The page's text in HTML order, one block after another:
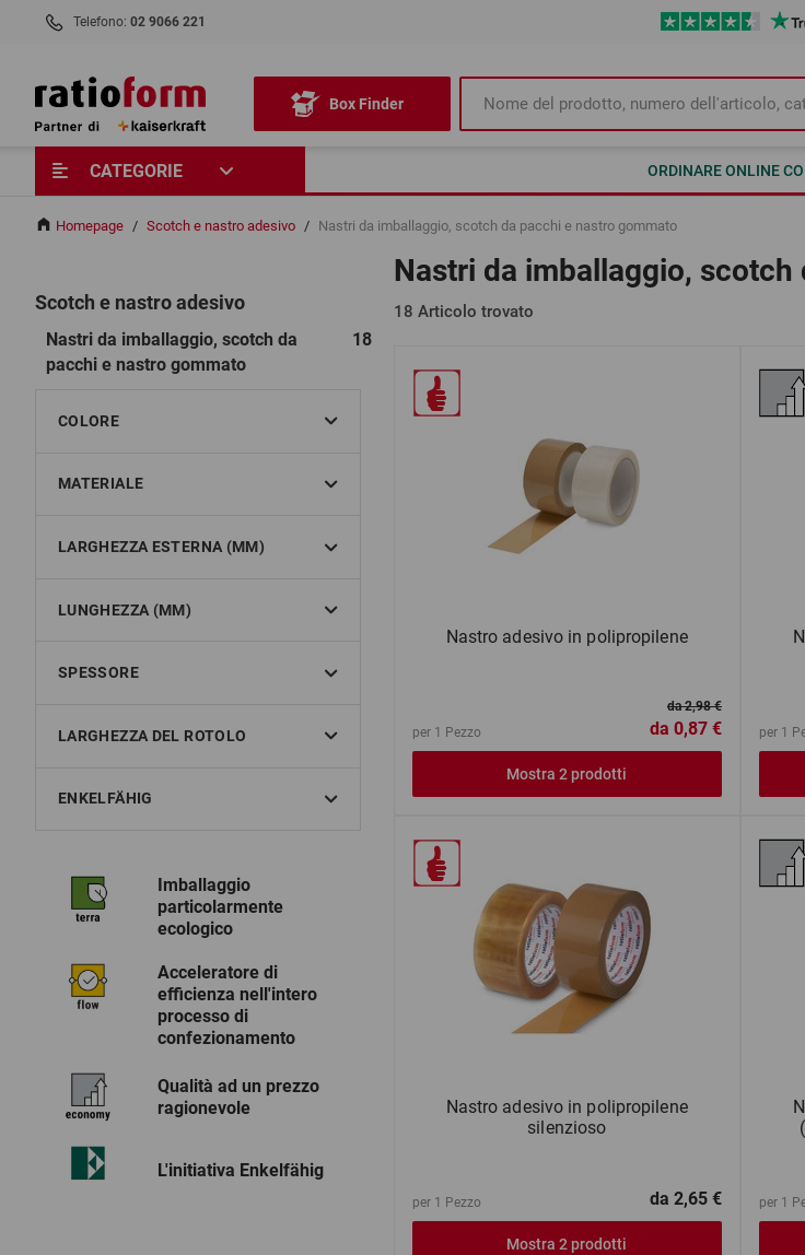
Telefono: 02 9066 221
Box Finder
CATEGORIE ORDINARE ONLINE
Homepage / Scotch e nastro adesivo / Nastri da imballaggio, scotch da pacchi e nastro gommato
Scotch e nastro adesivo
Nastri da imballaggio, scotch da
pacchi e nastro gommato
18
COLORE
MATERIALE
LARGHEZZA ESTERNA (MM)
LUNGHEZZA (MM)
SPESSORE
LARGHEZZA DEL ROTOLO
ENKELFÄHIG
Imballaggio
particolarmente
ecologico
Acceleratore di
efficienza nell'intero
processo di
confezionamento
Qualità ad un prezzo
ragionevole
L'initiativa Enkelfähig
Nastri da imballaggio,
18 Articolo trovato
Nastro adesivo in polipropilene
per 1 Pezzo
da 2,98 €
da 0,87 €
Mostra 2 prodotti
per 1
Nastro adesivo in polipropilene
silenzioso
per 1 Pezzo da 2,65 €
Mostra 2 prodotti
per 1